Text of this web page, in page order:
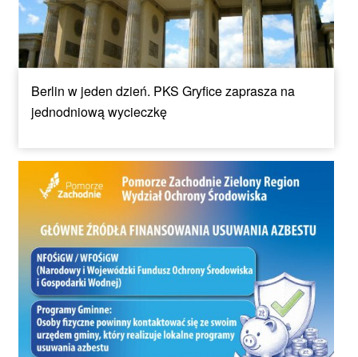
Berlin w jeden dzień. PKS Gryfice zaprasza na
jednodniową wycieczkę